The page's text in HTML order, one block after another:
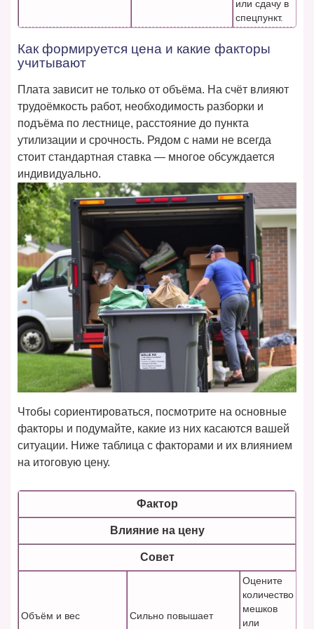
или сдачу в
спецпункт.
Как формируется цена и какие факторы
учитывают
Плата зависит не только от объёма. На счёт влияют
трудоёмкость работ, необходимость разборки и
подъёма по лестнице, расстояние до пункта
утилизации и срочность. Рядом с нами не всегда
стоит стандартная ставка — многое обсуждается
индивидуально.
Чтобы сориентироваться, посмотрите на основные
факторы и подумайте, какие из них касаются вашей
ситуации. Ниже таблица с факторами и их влиянием
на итоговую цену.
Фактор
Влияние на цену
Совет
Объём и вес Сильно повышает
Оцените
количество
мешков
или